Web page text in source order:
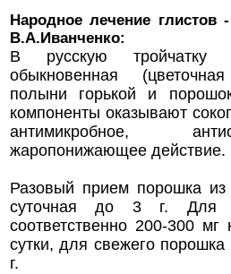
Народное лечение глистов
В.А.Иванченко:
В русскую
обыкновенная
полыни горькой и
компоненты оказывают
антимикробное,
жаропонижающее действие.
Разовый прием порошка
суточная до 3 г. Для
соответственно 200-300
сутки, для свежего
г.